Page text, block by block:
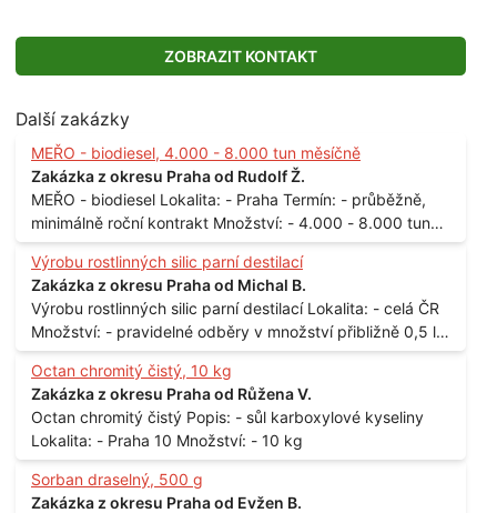
ZOBRAZIT KONTAKT
Další zakázky
MEŘO - biodiesel, 4.000 - 8.000 tun měsíčně
Zakázka z okresu Praha od Rudolf Ž.
MEŘO - biodiesel Lokalita: - Praha Termín: - průběžně,
minimálně roční kontrakt Množství: - 4.000 - 8.000 tun
měsíčně
Výrobu rostlinných silic parní destilací
Zakázka z okresu Praha od Michal B.
Výrobu rostlinných silic parní destilací Lokalita: - celá ČR
Množství: - pravidelné odběry v množství přibližně 0,5 l
až 1 l
Octan chromitý čistý, 10 kg
Zakázka z okresu Praha od Růžena V.
Octan chromitý čistý Popis: - sůl karboxylové kyseliny
Lokalita: - Praha 10 Množství: - 10 kg
Sorban draselný, 500 g
Zakázka z okresu Praha od Evžen B.